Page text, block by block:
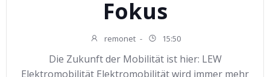
Fokus
remonet - 15:50
Die Zukunft der Mobilität ist hier: LEW
Elektromobilität Elektromobilität wird immer mehr